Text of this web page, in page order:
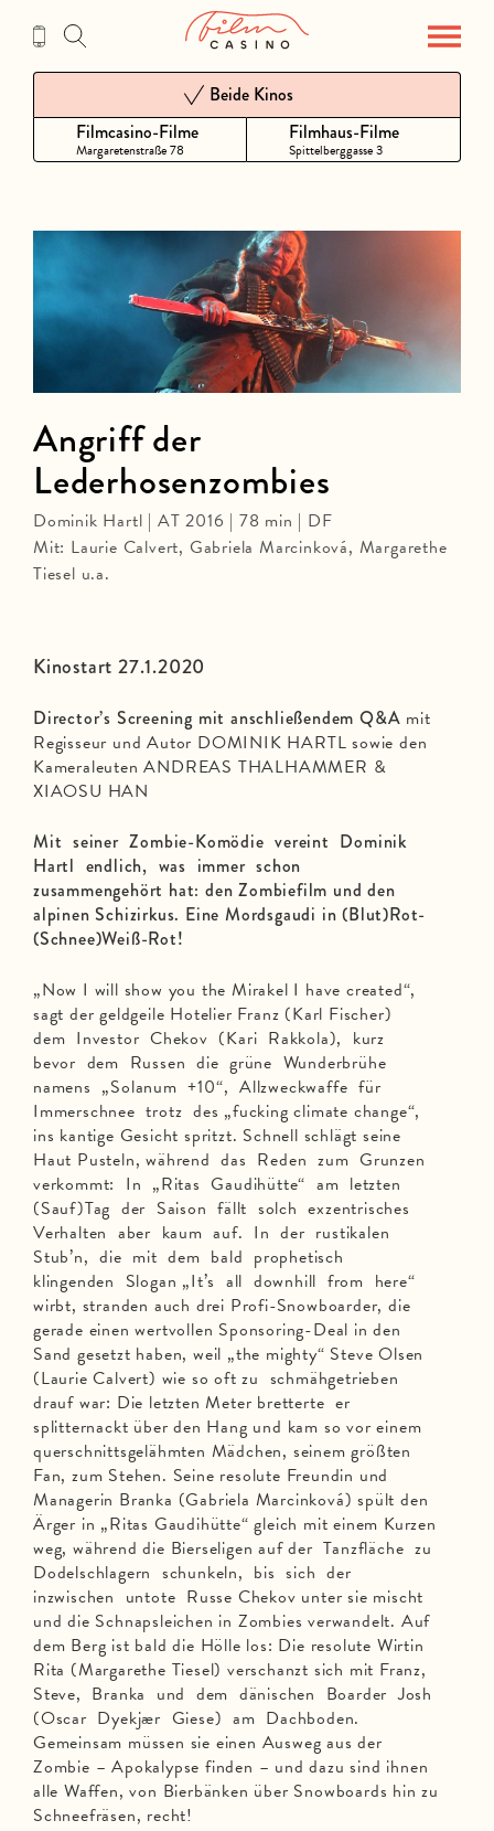
Inhalt
Filmcasino-Filme
Margaretenstraße 78
Beide Kinos
Filmhaus-Filme
Spittelberggasse 3
Kinostart 27.1.2020
Director’s Screening mit anschließendem Q&A mit
Regisseur und Autor DOMINIK HARTL sowie den
Kameraleuten ANDREAS THALHAMMER &
XIAOSU HAN
Mit seiner Zombie-Komödie vereint Dominik
Hartl endlich, was immer schon
zusammengehört hat: den Zombiefilm und den
alpinen Schizirkus. Eine Mordsgaudi in (Blut)Rot-
(Schnee)Weiß-Rot!
„Now I will show you the Mirakel I have created“,
sagt der geldgeile Hotelier Franz (Karl Fischer)
dem Investor Chekov (Kari Rakkola), kurz
bevor dem Russen die grüne Wunderbrühe
namens „Solanum +10“, Allzweckwaffe für
Immerschnee trotz des „fucking climate change“,
ins kantige Gesicht spritzt. Schnell schlägt seine
Haut Pusteln, während das Reden zum Grunzen
verkommt: In „Ritas Gaudihütte“ am letzten
(Sauf)Tag der Saison fällt solch exzentrisches
Verhalten aber kaum auf. In der rustikalen
Stub’n, die mit dem bald prophetisch
klingenden Slogan „It’s all downhill from here“
wirbt, stranden auch drei Profi-Snowboarder, die
gerade einen wertvollen Sponsoring-Deal in den
Sand gesetzt haben, weil „the mighty“ Steve Olsen
(Laurie Calvert) wie so oft zu schmähgetrieben
drauf war: Die letzten Meter bretterte er
splitternackt über den Hang und kam so vor einem
querschnittsgelähmten Mädchen, seinem größten
Fan, zum Stehen. Seine resolute Freundin und
Managerin Branka (Gabriela Marcinková) spült den
Ärger in „Ritas Gaudihütte“ gleich mit einem Kurzen
weg, während die Bierseligen auf der Tanzfläche zu
Dodelschlagern schunkeln, bis sich der
inzwischen untote Russe Chekov unter sie mischt
und die Schnapsleichen in Zombies verwandelt. Auf
dem Berg ist bald die Hölle los: Die resolute Wirtin
Rita (Margarethe Tiesel) verschanzt sich mit Franz,
Steve, Branka und dem dänischen Boarder Josh
(Oscar Dyekjær Giese) am Dachboden.
Gemeinsam müssen sie einen Ausweg aus der
Zombie – Apokalypse finden – und dazu sind ihnen
alle Waffen, von Bierbänken über Snowboards hin zu
Schneefräsen, recht!
Angriff der
Lederhosenzombies
Dominik Hartl | AT 2016 | 78 min | DF
Mit: Laurie Calvert, Gabriela Marcinková, Margarethe
Tiesel u.a.